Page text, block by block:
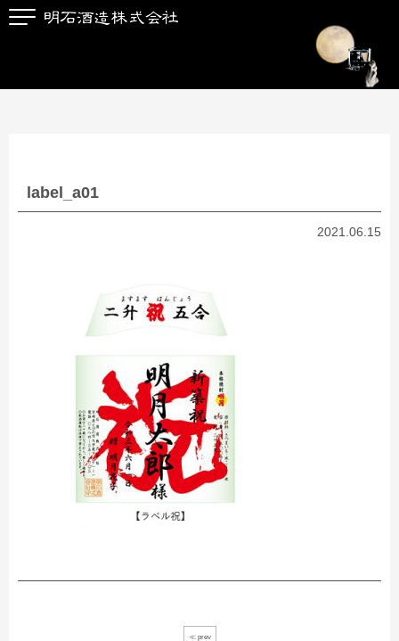
label_a01
2021.06.15
≪ prev